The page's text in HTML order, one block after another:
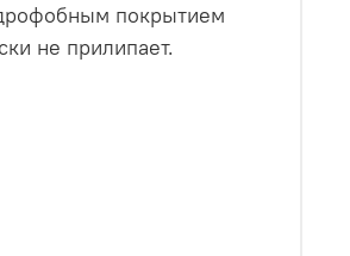
покрытием
не прилипает.